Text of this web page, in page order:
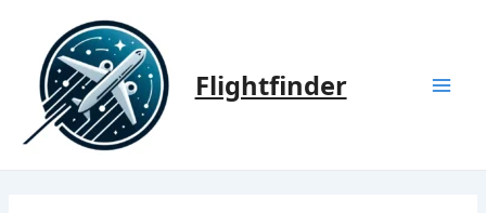
contenido
Flightfinder